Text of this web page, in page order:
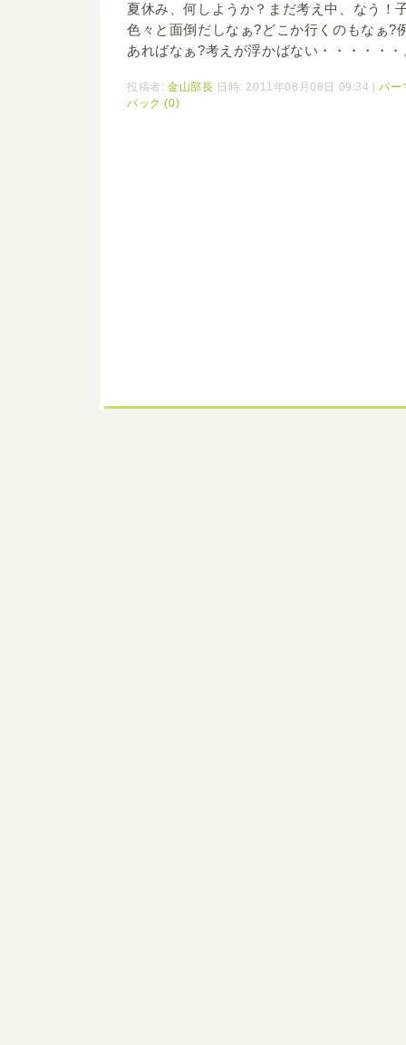
夏休み、何しようか？まだ考え中、なう！
色々と面倒だしなぁ?どこか行くのもなぁ?
あればなぁ?考えが浮かばない・・・・・・
投稿者:金山部長 日時: 2011年08月08日 09:34
パー
バック (0)